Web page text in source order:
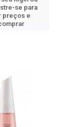
se para
preços e